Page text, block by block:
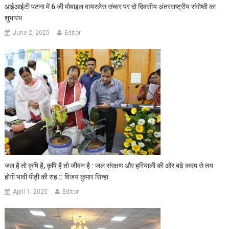
आईआईटी पटना में 6 जी मोबाइल वायरलेस संचार पर दो दिवसीय अंतरराष्ट्रीय संगोष्ठी का
शुभारंभ
June 2, 2025 Editor
जल है तो कृषि है, कृषि है तो जीवन है : जल संरक्षण और हरियाली की ओर बढ़े कदम से तय
होगी भावी पीढ़ी की राह :: विजय कुमार सिन्हा
April 1, 2025 Editor